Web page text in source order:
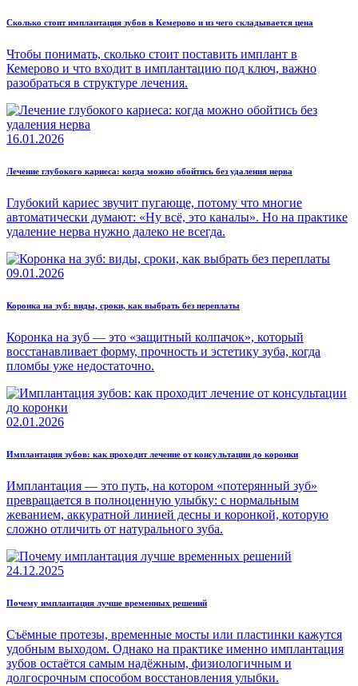
Сколько стоит имплантация зубов в Кемерово и из чего складывается цена
Чтобы понимать, сколько стоит поставить имплант в
Кемерово и что входит в имплантацию под ключ, важно
разобраться в структуре лечения.
16.01.2026
Лечение глубокого кариеса: когда можно обойтись без удаления нерва
Глубокий кариес звучит пугающе, потому что многие
автоматически думают: «Ну всё, это каналы». Но на практике
удаление нерва нужно далеко не всегда.
09.01.2026
Коронка на зуб: виды, сроки, как выбрать без переплаты
Коронка на зуб — это «защитный колпачок», который
восстанавливает форму, прочность и эстетику зуба, когда
пломбы уже недостаточно.
02.01.2026
Имплантация зубов: как проходит лечение от консультации до коронки
Имплантация — это путь, на котором «потерянный зуб»
превращается в полноценную улыбку: с нормальным
жеванием, аккуратной линией десны и коронкой, которую
сложно отличить от натурального зуба.
24.12.2025
Почему имплантация лучше временных решений
Съёмные протезы, временные мосты или пластинки кажутся
удобным выходом. Однако на практике именно имплантация
зубов остаётся самым надёжным, физиологичным и
долгосрочным способом восстановления улыбки.